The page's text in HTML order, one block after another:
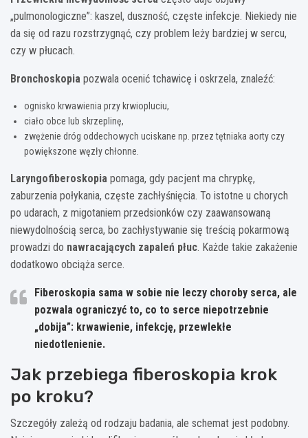
„pulmonologiczne”: kaszel, duszność, częste infekcje. Niekiedy nie
da się od razu rozstrzygnąć, czy problem leży bardziej w sercu,
czy w płucach.
Bronchoskopia pozwala ocenić tchawicę i oskrzela, znaleźć:
ognisko krwawienia przy krwiopluciu,
ciało obce lub skrzeplinę,
zwężenie dróg oddechowych uciskane np. przez tętniaka aorty czy
powiększone węzły chłonne.
Laryngofiberoskopia pomaga, gdy pacjent ma chrypkę,
zaburzenia połykania, częste zachłyśnięcia. To istotne u chorych
po udarach, z migotaniem przedsionków czy zaawansowaną
niewydolnością serca, bo zachłystywanie się treścią pokarmową
prowadzi do nawracających zapaleń płuc. Każde takie zakażenie
dodatkowo obciąża serce.
Fiberoskopia sama w sobie nie leczy choroby serca, ale
pozwala ograniczyć to, co to serce niepotrzebnie
„dobija”: krwawienie, infekcję, przewlekłe
niedotlenienie.
Jak przebiega fiberoskopia krok
po kroku?
Szczegóły zależą od rodzaju badania, ale schemat jest podobny.